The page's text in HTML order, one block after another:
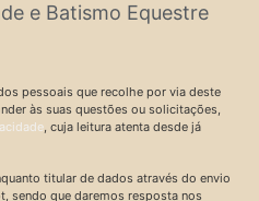
e Batismo Equestre
pessoais que recolhe por via deste
às suas questões ou solicitações,
, cuja leitura atenta desde já
titular de dados através do envio
, sendo que daremos resposta nos